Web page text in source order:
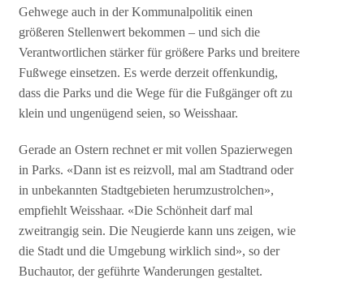
Gehwege auch in der Kommunalpolitik einen
größeren Stellenwert bekommen – und sich die
Verantwortlichen stärker für größere Parks und breitere
Fußwege einsetzen. Es werde derzeit offenkundig,
dass die Parks und die Wege für die Fußgänger oft zu
klein und ungenügend seien, so Weisshaar.
Gerade an Ostern rechnet er mit vollen Spazierwegen
in Parks. «Dann ist es reizvoll, mal am Stadtrand oder
in unbekannten Stadtgebieten herumzustrolchen»,
empfiehlt Weisshaar. «Die Schönheit darf mal
zweitrangig sein. Die Neugierde kann uns zeigen, wie
die Stadt und die Umgebung wirklich sind», so der
Buchautor, der geführte Wanderungen gestaltet.